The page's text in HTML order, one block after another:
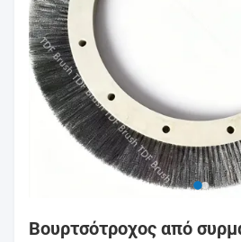
Βουρτσότροχος από